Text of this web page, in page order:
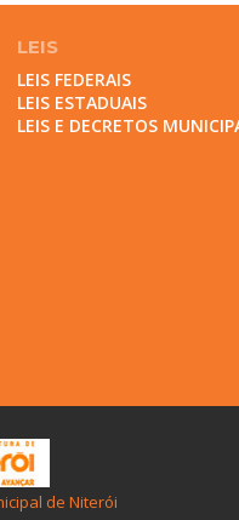
LEIS
LEIS FEDERAIS
LEIS ESTADUAIS
LEIS E DECRETOS
de Niterói